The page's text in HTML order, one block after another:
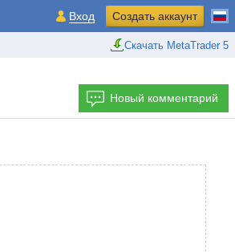
Скачать MetaTrader 5
Вход Создать аккаунт
Новый комментарий